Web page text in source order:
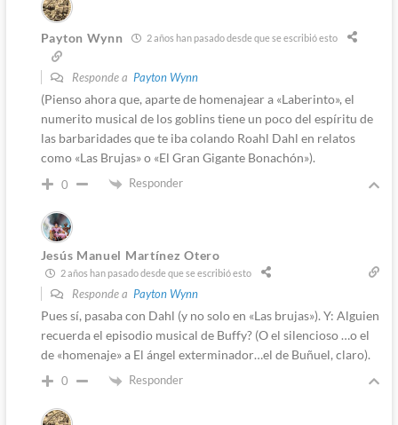
Payton Wynn 2 años han pasado desde que se escribió esto
Responde a Payton Wynn
(Pienso ahora que, aparte de homenajear a «Laberinto», el
numerito musical de los goblins tiene un poco del espíritu de
las barbaridades que te iba colando Roahl Dahl en relatos
como «Las Brujas» o «El Gran Gigante Bonachón»).
0 Responder
Jesús Manuel Martínez Otero
2 años han pasado desde que se escribió esto
Responde a Payton Wynn
Pues sí, pasaba con Dahl (y no solo en «Las brujas»). Y: Alguien
recuerda el episodio musical de Buffy? (O el silencioso …o el
de «homenaje» a El ángel exterminador…el de Buñuel, claro).
0 Responder